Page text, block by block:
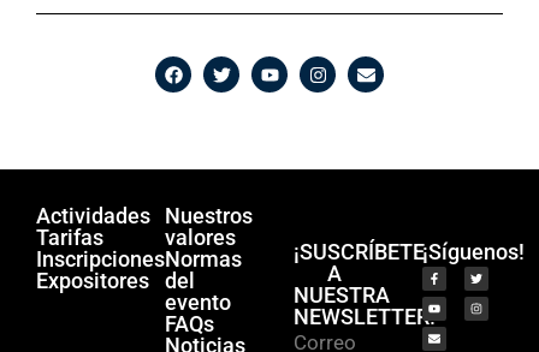
Actividades
Tarifas
Inscripciones
Expositores
Nuestros
valores
Normas
del
evento
FAQs
Noticias
¡SUSCRÍBETE
A
NUESTRA
NEWSLETTER!
Correo
¡Síguenos!